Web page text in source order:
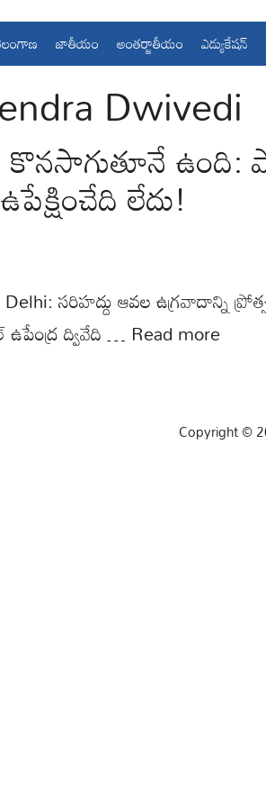
జాతీయం అంతర్జాతీయం ఎడ్యుకేషన్
Dwivedi
ఉంది:
లేదు!
సరిహద్దు ఆవల ఉగ్రవాదాన్ని
ఉపేంద్ర ద్వివేది … Read more
Copyright ©